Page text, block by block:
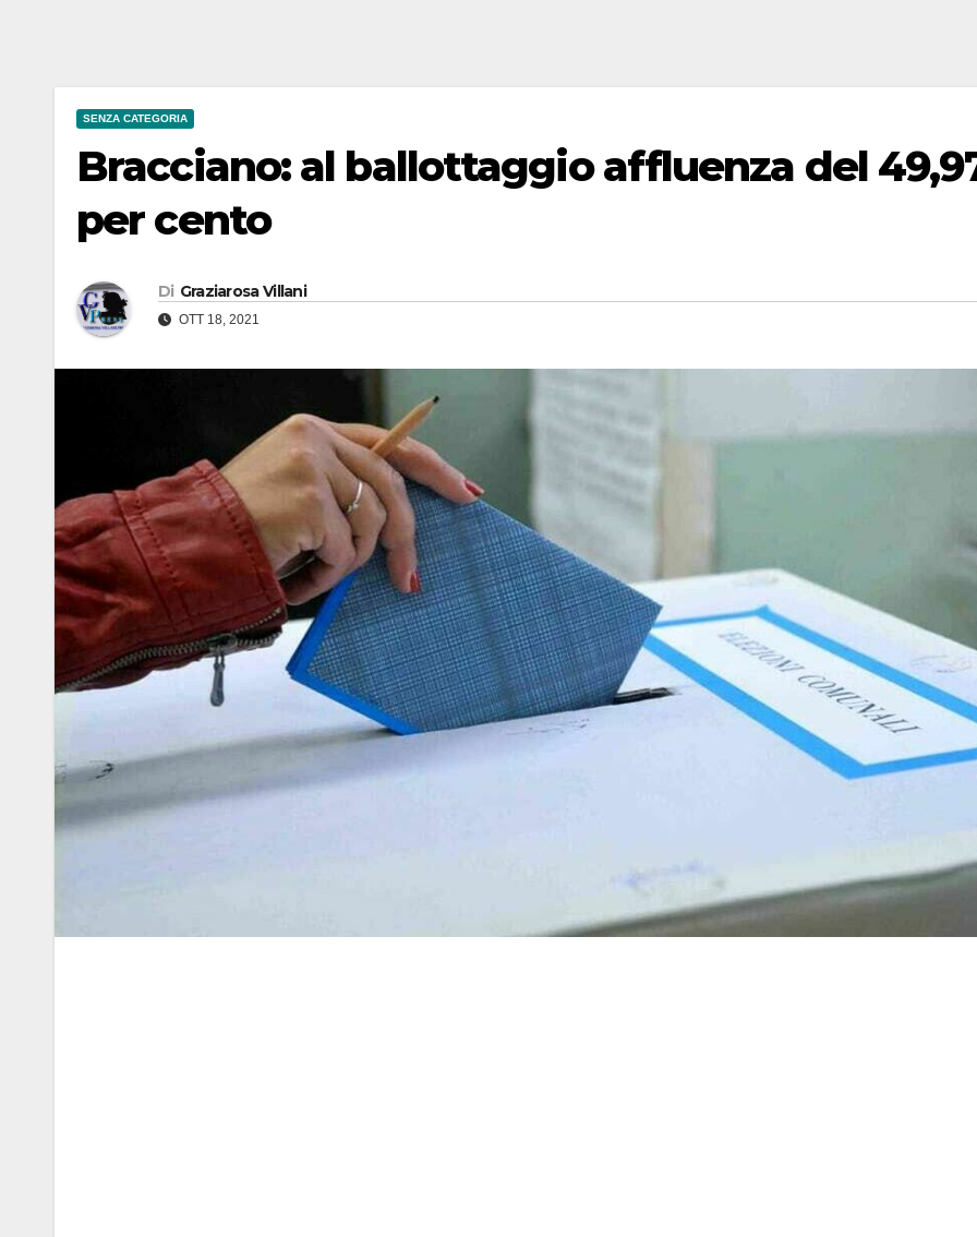
SENZA CATEGORIA
Bracciano: al ballottaggio affluenza del
per cento
Di Graziarosa Villani
OTT 18, 2021